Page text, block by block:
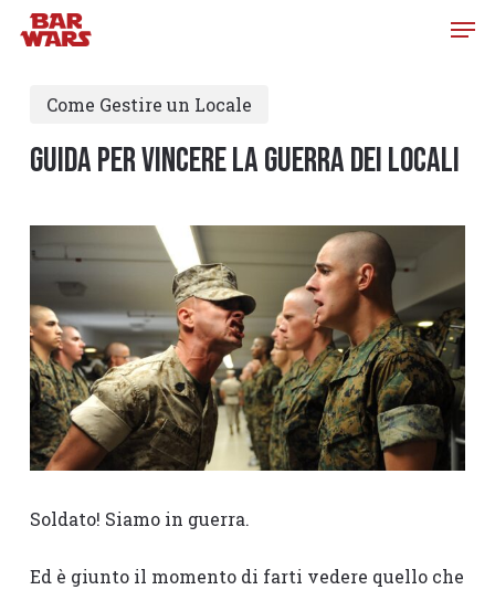
Skip
contentCome Gestire un Locale
Guida per vincere la guerra dei locali
Soldato! Siamo in guerra.
Ed è giunto il momento di farti vedere quello che